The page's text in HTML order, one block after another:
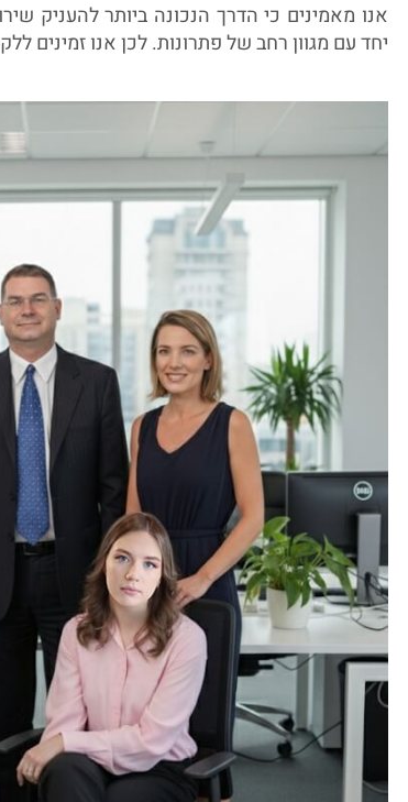
אנו מאמינים כי הדרך הנכונה ביותר להעניק
יחד עם מגוון רחב של פתרונות. לכן אנו זמינים